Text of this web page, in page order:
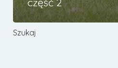
Szukaj